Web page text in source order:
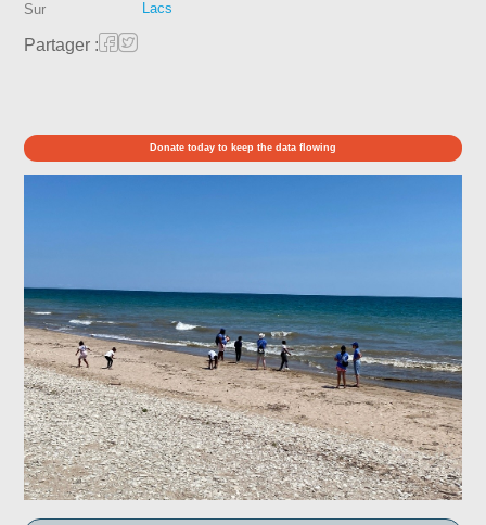
Sur
Lacs
Partager :
Donate today to keep the data flowing